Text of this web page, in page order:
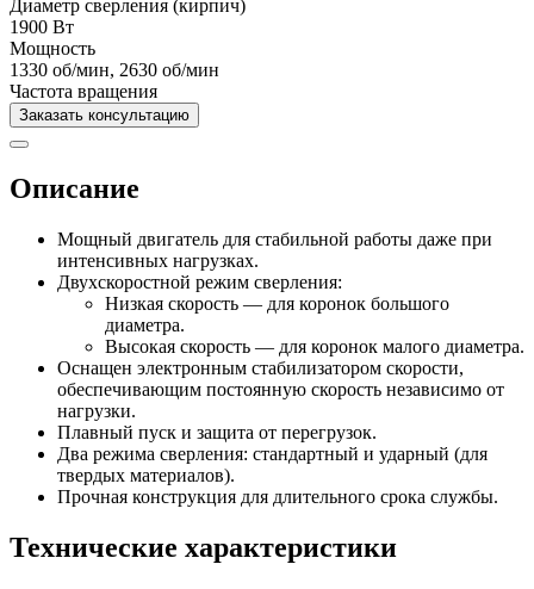
Диаметр сверления (кирпич)
1900 Вт
Мощность
1330 об/мин, 2630 об/мин
Частота вращения
Заказать консультацию
Описание
Мощный двигатель для стабильной работы даже при
интенсивных нагрузках.
Двухскоростной режим сверления:
Низкая скорость — для коронок большого
диаметра.
Высокая скорость — для коронок малого диаметра.
Оснащен электронным стабилизатором скорости,
обеспечивающим постоянную скорость независимо от
нагрузки.
Плавный пуск и защита от перегрузок.
Два режима сверления: стандартный и ударный (для
твердых материалов).
Прочная конструкция для длительного срока службы.
Технические характеристики